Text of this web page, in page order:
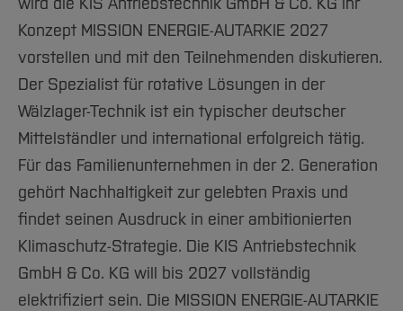
Konzept MISSION ENERGIE-AUTARKIE 2027
vorstellen und mit den Teilnehmenden diskutieren.
Der Spezialist für rotative Lösungen in der
Wälzlager-Technik ist ein typischer deutscher
Mittelständler und international erfolgreich tätig.
Für das Familienunternehmen in der 2. Generation
gehört Nachhaltigkeit zur gelebten Praxis und
findet seinen Ausdruck in einer ambitionierten
Klimaschutz-Strategie. Die KIS Antriebstechnik
GmbH & Co. KG will bis 2027 vollständig
elektrifiziert sein. Die MISSION ENERGIE-AUTARKIE